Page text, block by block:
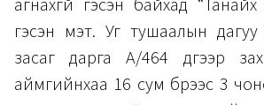
агнахгүй гэсэн байхад
гэсэн мэт. Уг тушаалын
засаг дарга А/464 дүгээр
аймгийнхаа 16 сум бүрээс 3